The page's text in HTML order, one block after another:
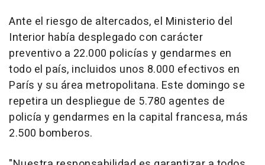
Ante el riesgo de altercados, el Ministerio del
Interior había desplegado con carácter
preventivo a 22.000 policías y gendarmes en
todo el país, incluidos unos 8.000 efectivos en
París y su área metropolitana. Este domingo se
repetira un despliegue de 5.780 agentes de
policía y gendarmes en la capital francesa, más
2.500 bomberos.